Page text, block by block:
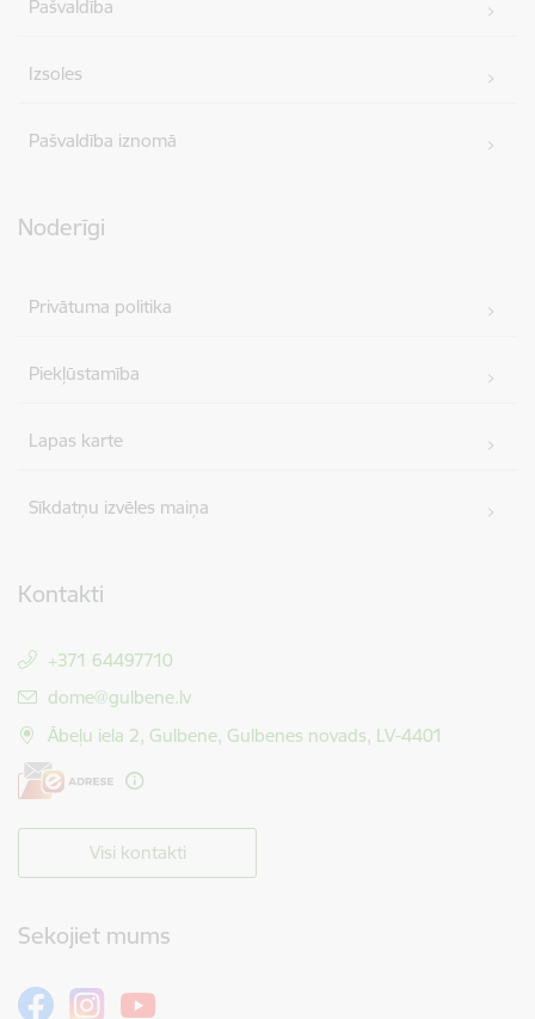
Pašvaldība
Izsoles
Pašvaldība iznomā
Noderīgi
Privātuma politika
Piekļūstamība
Lapas karte
Sīkdatņu izvēles maiņa
Kontakti
+371 64497710
E-pasts:
dome@gulbene.lv
Ābeļu iela 2, Gulbene, Gulbenes novads, LV-4401
Visi kontakti
Sekojiet mums